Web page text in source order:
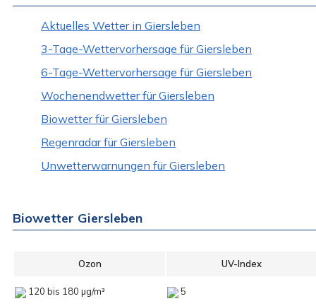
Aktuelles Wetter in Giersleben
3-Tage-Wettervorhersage für Giersleben
6-Tage-Wettervorhersage für Giersleben
Wochenendwetter für Giersleben
Biowetter für Giersleben
Regenradar für Giersleben
Unwetterwarnungen für Giersleben
Biowetter Giersleben
Ozon UV-Index
120 bis 180 µg/m³ 5